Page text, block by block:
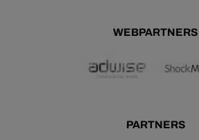
WEBPARTNERS
PARTNERS